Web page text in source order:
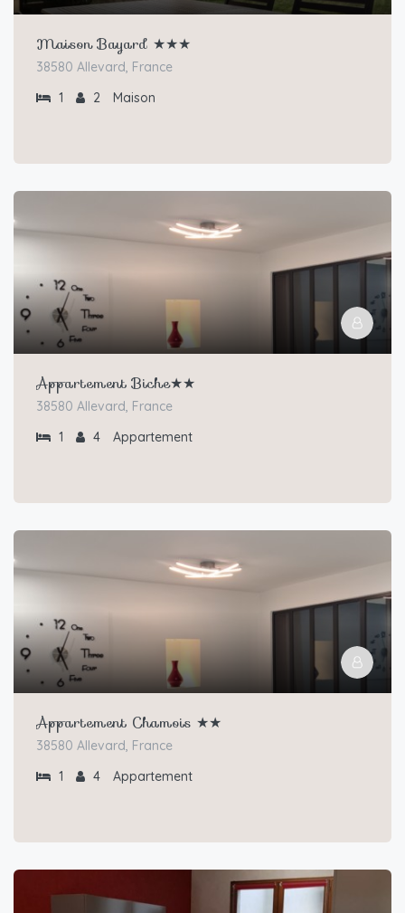
Maison Bayard ★★★
38580 Allevard, France
1
2 Maison
Appartement Biche★★
38580 Allevard, France
1
4 Appartement
Appartement Chamois ★★
38580 Allevard, France
1
4 Appartement